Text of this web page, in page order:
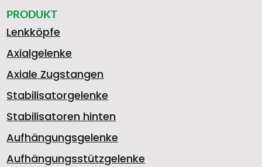
PRODUKT
Lenkköpfe
Axialgelenke
Axiale Zugstangen
Stabilisatorgelenke
Stabilisatoren hinten
Aufhängungsgelenke
Aufhängungsstützgelenke